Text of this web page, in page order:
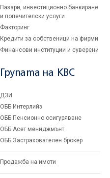
Пазари, инвестиционно банкиране
и попечителски услуги
Факторинг
Кредити за собственици на фирми
Финансови институции и суверени
Групата на KBC
ДЗИ
ОББ Интерлийз
ОББ Пенсионно осигуряване
ОББ Асет мениджмънт
ОББ Застрахователен брокер
Продажба на имоти